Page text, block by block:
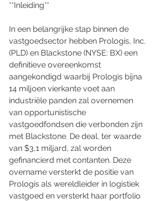
**Inleiding**
In een belangrijke stap binnen de
vastgoedsector hebben Prologis, Inc.
(PLD) en Blackstone (NYSE: BX) een
definitieve overeenkomst
aangekondigd waarbij Prologis bijna
14 miljoen vierkante voet aan
industriële panden zal overnemen
van opportunistische
vastgoedfondsen die verbonden zijn
met Blackstone. De deal, ter waarde
van $3,1 miljard, zal worden
gefinancierd met contanten. Deze
overname versterkt de positie van
Prologis als wereldleider in logistiek
vastgoed en versterkt haar portfolio